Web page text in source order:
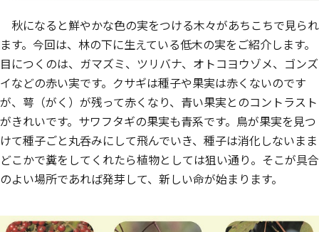
ドウで開きます）
ンドウで開きます）
ウインドウで開きます）
秋になると鮮やかな色の実をつける木々があちこちで見られ
ます。今回は、林の下に生えている低木の実をご紹介します。
目につくのは、ガマズミ、ツリバナ、オトコヨウゾメ、ゴンズ
イなどの赤い実です。クサギは種子や果実は赤くないのです
が、萼（がく）が残って赤くなり、青い果実とのコントラスト
がきれいです。サワフタギの果実も青系です。鳥が果実を見つ
けて種子ごと丸呑みにして飛んでいき、種子は消化しないまま
どこかで糞をしてくれたら植物としては狙い通り。そこが具合
のよい場所であれば発芽して、新しい命が始まります。